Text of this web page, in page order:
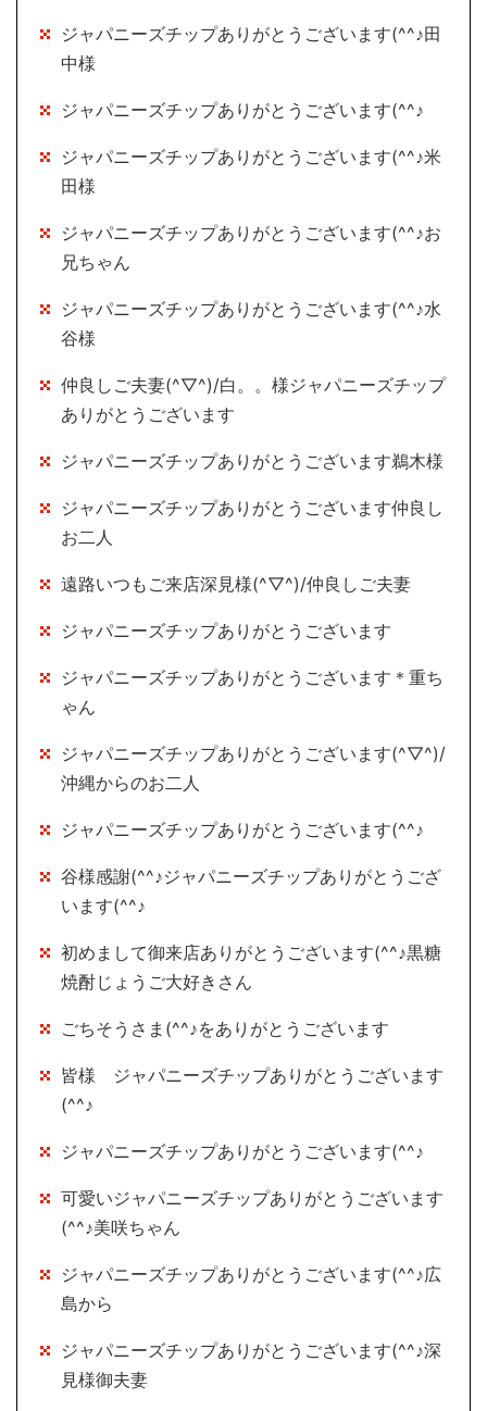
ジャパニーズチップありがとうございます(^^♪田
中様
ジャパニーズチップありがとうございます(^^♪
ジャパニーズチップありがとうございます(^^♪米
田様
ジャパニーズチップありがとうございます(^^♪お
兄ちゃん
ジャパニーズチップありがとうございます(^^♪水
谷様
仲良しご夫妻(^▽^)/白。。様ジャパニーズチップ
ありがとうございます
ジャパニーズチップありがとうございます鵜木様
ジャパニーズチップありがとうございます仲良し
お二人
遠路いつもご来店深見様(^▽^)/仲良しご夫妻
ジャパニーズチップありがとうございます
ジャパニーズチップありがとうございます＊重ち
ゃん
ジャパニーズチップありがとうございます(^▽^)/
沖縄からのお二人
ジャパニーズチップありがとうございます(^^♪
谷様感謝(^^♪ジャパニーズチップありがとうござ
います(^^♪
初めまして御来店ありがとうございます(^^♪黒糖
焼酎じょうご大好きさん
ごちそうさま(^^♪をありがとうございます
皆様 ジャパニーズチップありがとうございます
(^^♪
ジャパニーズチップありがとうございます(^^♪
可愛いジャパニーズチップありがとうございます
(^^♪美咲ちゃん
ジャパニーズチップありがとうございます(^^♪広
島から
ジャパニーズチップありがとうございます(^^♪深
見様御夫妻